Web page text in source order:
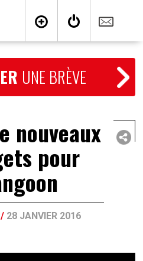
UNE BRÈVE
nouveaux
pour
/ 28 JANVIER 2016